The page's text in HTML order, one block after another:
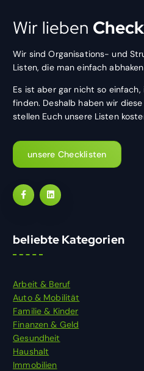
Wir lieben
Wir sind Organisations- und
Listen, die man einfach
Es ist aber gar nicht so
finden. Deshalb haben wir
stellen Euch unsere Listen
unsere Checklisten
beliebte Kategorien
Arbeit & Beruf
Auto & Mobilität
Familie & Kinder
Finanzen & Geld
Gesundheit
Haushalt
Immobilien